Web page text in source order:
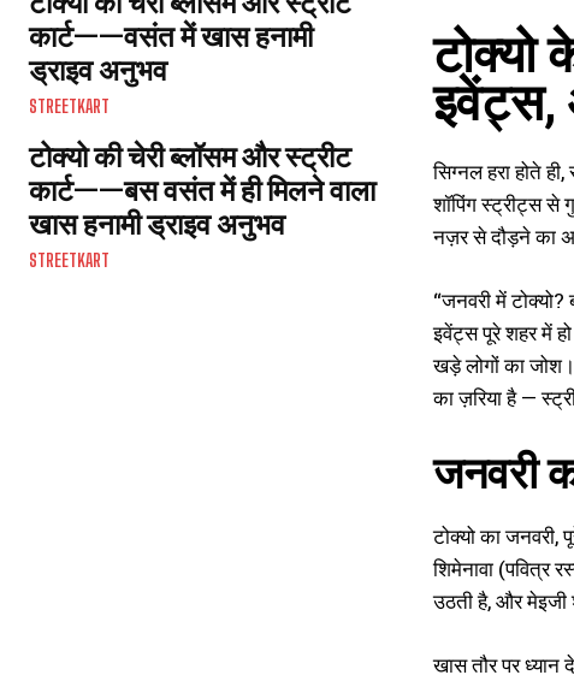
कार्ट——वसंत में खास हनामी
ड्राइव अनुभव
STREETKART
टोक्यो की चेरी ब्लॉसम और स्ट्रीट
कार्ट——बस वसंत में ही मिलने वाला
खास हनामी ड्राइव अनुभव
STREETKART
इवेंट्स,
सिग्नल हरा होते
शॉपिंग स्ट्रीट्स
नज़र से दौड़ने का
“जनवरी में
इवेंट्स पूरे शहर में
खड़े लोगों का
का ज़रिया है —
जनवरी
टोक्यो का जनवरी,
शिमेनावा (पवित्र
उठती है, और मेइजी
खास तौर पर